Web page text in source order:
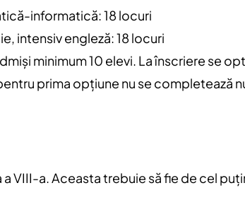
informatică: 18 locuri
intensiv engleză: 18 locuri
minimum 10 elevi. La înscriere se
prima opțiune nu se completează
VIII-a. Aceasta trebuie să fie de cel